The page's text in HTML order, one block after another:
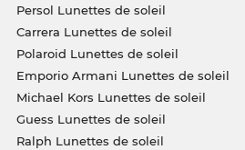
Persol Lunettes de soleil
Carrera Lunettes de soleil
Polaroid Lunettes de soleil
Emporio Armani Lunettes de soleil
Michael Kors Lunettes de soleil
Guess Lunettes de soleil
Ralph Lunettes de soleil